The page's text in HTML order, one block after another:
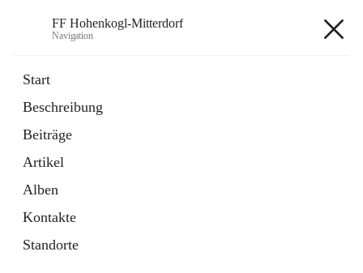
FF Hohenkogl-Mitterdorf
Navigation
Start
Beschreibung
Beiträge
Artikel
Alben
Kontakte
Standorte
Artikel
in
Tab
LLZ Einsatzübersicht
öffnet
in
neuem
Tab